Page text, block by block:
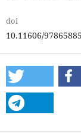
doi
10.11606/